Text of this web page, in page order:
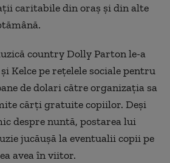
caritabile din oraş şi din alte
country Dolly Parton le-a
Kelce pe reţelele sociale pentru
de dolari către organizaţia sa
cărţi gratuite copiilor. Deşi
despre nuntă, postarea lui
jucăuşă la eventualii copii pe
avea în viitor.